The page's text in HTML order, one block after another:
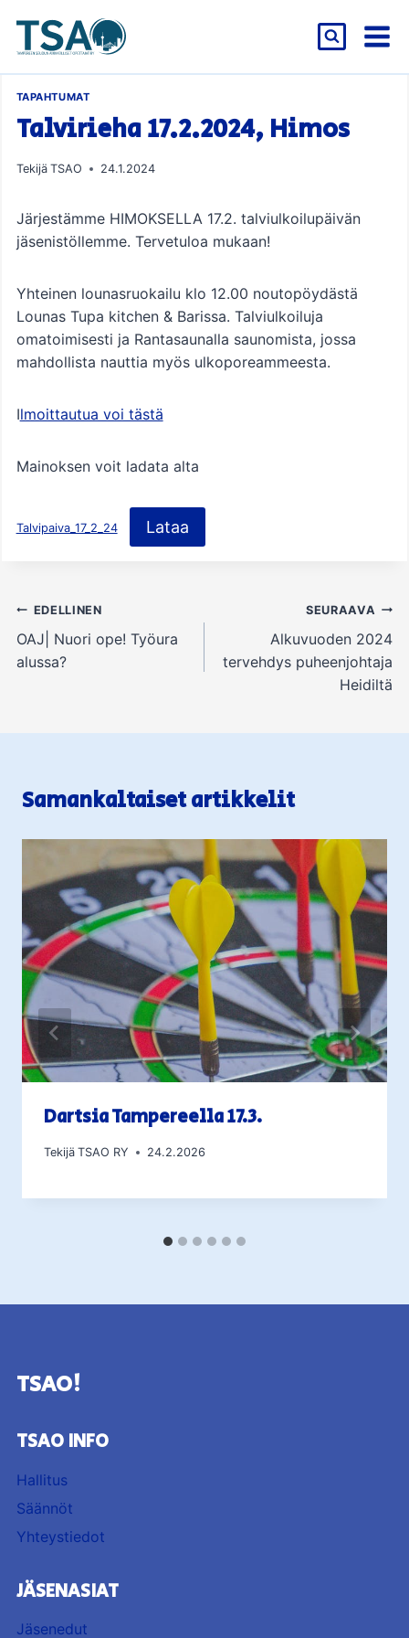
sisältöön
TAPAHTUMAT
Talvirieha 17.2.2024, Himos
Tekijä TSAO 24.1.2024
Järjestämme HIMOKSELLA 17.2. talviulkoilupäivän
jäsenistöllemme. Tervetuloa mukaan!
Yhteinen lounasruokailu klo 12.00 noutopöydästä
Lounas Tupa kitchen & Barissa. Talviulkoiluja
omatoimisesti ja Rantasaunalla saunomista, jossa
mahdollista nauttia myös ulkoporeammeesta.
Ilmoittautua voi tästä
Mainoksen voit ladata alta
Talvipaiva_17_2_24 Lataa
Artikkelien
selaus
EDELLINEN
OAJ| Nuori ope! Työura
alussa?
SEURAAVA
Alkuvuoden 2024
tervehdys puheenjohtaja
Heidiltä
Samankaltaiset artikkelit
Dartsia Tampereella 17.3.
Tekijä TSAO RY 24.2.2026
TSAO!
TSAO INFO
Hallitus
Säännöt
Yhteystiedot
JÄSENASIAT
Jäsenedut